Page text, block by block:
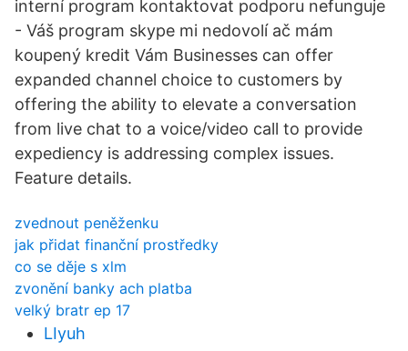
interní program kontaktovat podporu nefunguje
- Váš program skype mi nedovolí ač mám
koupený kredit Vám Businesses can offer
expanded channel choice to customers by
offering the ability to elevate a conversation
from live chat to a voice/video call to provide
expediency is addressing complex issues.
Feature details.
zvednout peněženku
jak přidat finanční prostředky
co se děje s xlm
zvonění banky ach platba
velký bratr ep 17
LIyuh